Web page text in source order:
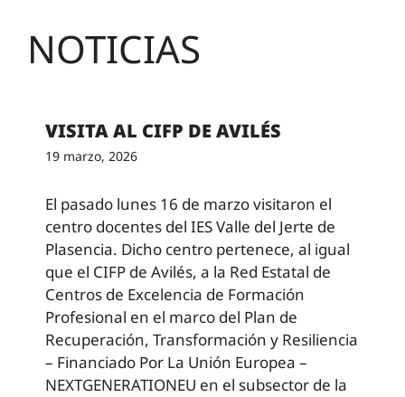
NOTICIAS
VISITA AL CIFP DE AVILÉS
19 marzo, 2026
El pasado lunes 16 de marzo visitaron el
centro docentes del IES Valle del Jerte de
Plasencia. Dicho centro pertenece, al igual
que el CIFP de Avilés, a la Red Estatal de
Centros de Excelencia de Formación
Profesional en el marco del Plan de
Recuperación, Transformación y Resiliencia
– Financiado Por La Unión Europea –
NEXTGENERATIONEU en el subsector de la